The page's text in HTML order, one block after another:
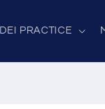
IDEI PRACTICE